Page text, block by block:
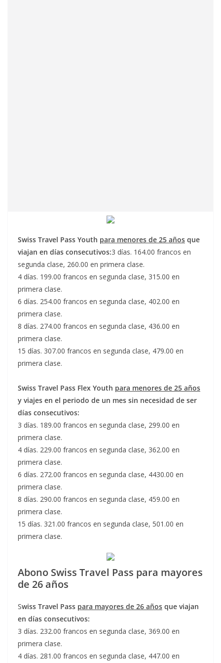
Swiss Travel Pass Youth para menores de 25 años que
viajan en días consecutivos:3 días. 164.00 francos en
segunda clase, 260.00 en primera clase.
4 días. 199.00 francos en segunda clase, 315.00 en
primera clase.
6 días. 254.00 francos en segunda clase, 402.00 en
primera clase.
8 días. 274.00 francos en segunda clase, 436.00 en
primera clase.
15 días. 307.00 francos en segunda clase, 479.00 en
primera clase.
Swiss Travel Pass Flex Youth para menores de 25 años
y viajes en el periodo de un mes sin necesidad de ser
días consecutivos:
3 días. 189.00 francos en segunda clase, 299.00 en
primera clase.
4 días. 229.00 francos en segunda clase, 362.00 en
primera clase.
6 días. 272.00 francos en segunda clase, 4430.00 en
primera clase.
8 días. 290.00 francos en segunda clase, 459.00 en
primera clase.
15 días. 321.00 francos en segunda clase, 501.00 en
primera clase.
Abono Swiss Travel Pass para mayores
de 26 años
Swiss Travel Pass para mayores de 26 años que viajan
en días consecutivos:
3 días. 232.00 francos en segunda clase, 369.00 en
primera clase.
4 días. 281.00 francos en segunda clase, 447.00 en